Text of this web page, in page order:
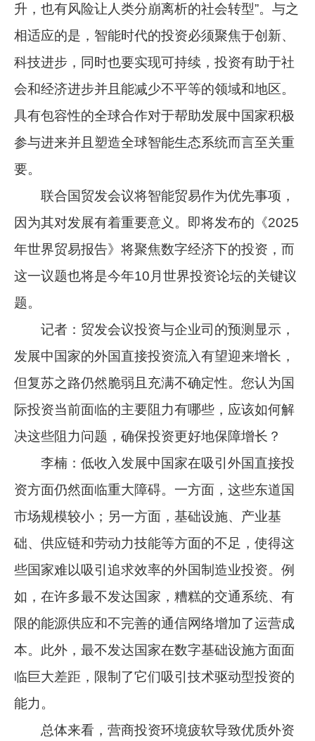
升，也有风险让人类分崩离析的社会转型”。与之
相适应的是，智能时代的投资必须聚焦于创新、
科技进步，同时也要实现可持续，投资有助于社
会和经济进步并且能减少不平等的领域和地区。
具有包容性的全球合作对于帮助发展中国家积极
参与进来并且塑造全球智能生态系统而言至关重
要。
联合国贸发会议将智能贸易作为优先事项，
因为其对发展有着重要意义。即将发布的《2025
年世界贸易报告》将聚焦数字经济下的投资，而
这一议题也将是今年10月世界投资论坛的关键议
题。
记者：贸发会议投资与企业司的预测显示，
发展中国家的外国直接投资流入有望迎来增长，
但复苏之路仍然脆弱且充满不确定性。您认为国
际投资当前面临的主要阻力有哪些，应该如何解
决这些阻力问题，确保投资更好地保障增长？
李楠：低收入发展中国家在吸引外国直接投
资方面仍然面临重大障碍。一方面，这些东道国
市场规模较小；另一方面，基础设施、产业基
础、供应链和劳动力技能等方面的不足，使得这
些国家难以吸引追求效率的外国制造业投资。例
如，在许多最不发达国家，糟糕的交通系统、有
限的能源供应和不完善的通信网络增加了运营成
本。此外，最不发达国家在数字基础设施方面面
临巨大差距，限制了它们吸引技术驱动型投资的
能力。
总体来看，营商投资环境疲软导致优质外资